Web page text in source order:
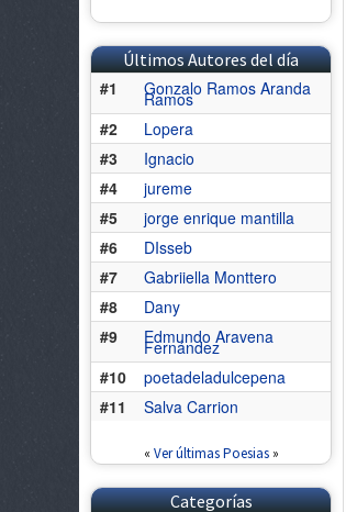
Últimos Autores del día
#1
Gonzalo Ramos Aranda
Ramos
#2
Lopera
#3
Ignacio
#4
jureme
#5
jorge enrique mantilla
#6
DIsseb
#7
Gabriiella Monttero
#8
Dany
#9
Edmundo Aravena
Fernández
#10
poetadeladulcepena
#11
Salva Carrion
« Ver últimas Poesias»
Categorías